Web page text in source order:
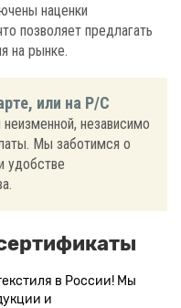
наценки
позволяет предлагать
на рынке.
или на Р/С
независимо
Мы заботимся о
удобстве
в России! Мы
и